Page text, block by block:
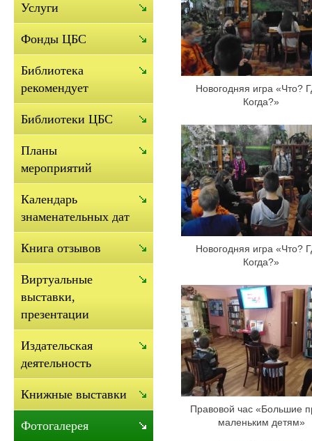
Новогодняя игра «Что?
Когда?»
Новогодняя игра «Что?
Когда?»
Правовой час «Большие
маленьким детям»
Услуги
Фонды ЦБС
Библиотека
рекомендует
Библиотеки ЦБС
Планы
мероприятий
Календарь
знаменательных дат
Книга отзывов
Виртуальные
выставки,
презентации
Издательская
деятельность
Книжные выставки
Фотогалерея